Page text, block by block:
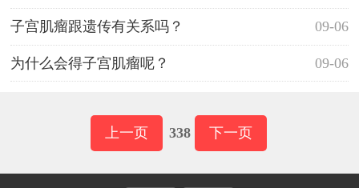
09-06
子宫肌瘤跟遗传有关系吗？
09-06
为什么会得子宫肌瘤呢？
上一页 338 下一页